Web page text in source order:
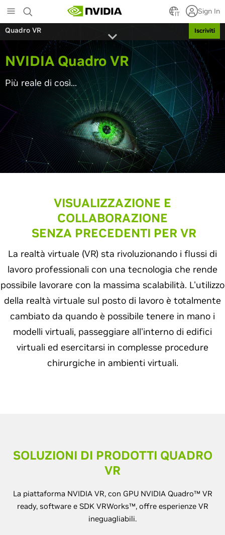
to
main
content
IT Sign In
Quadro VR Iscriviti
NVIDIA Quadro VR
Più reale di così...
VISUALIZZAZIONE E
COLLABORAZIONE
SENZA PRECEDENTI PER VR
La realtà virtuale (VR) sta rivoluzionando i flussi di
lavoro professionali con una tecnologia che rende
possibile lavorare con la massima scalabilità. L'utilizzo
della realtà virtuale sul posto di lavoro è totalmente
cambiato da quando è possibile tenere in mano i
modelli virtuali, passeggiare all'interno di edifici
virtuali ed esercitarsi in complesse procedure
chirurgiche in ambienti virtuali.
SOLUZIONI DI PRODOTTI QUADRO
VR
La piattaforma NVIDIA VR, con GPU NVIDIA Quadro™ VR
ready, software e SDK VRWorks™, offre esperienze VR
ineguagliabili.